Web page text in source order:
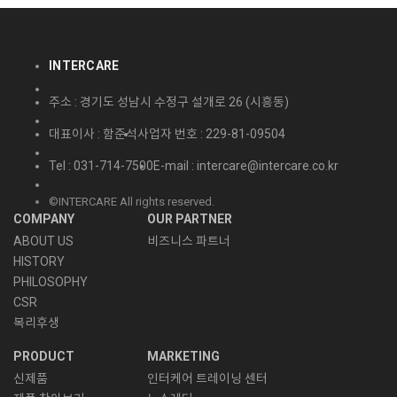
INTERCARE
주소 : 경기도 성남시 수정구 설개로 26 (시흥동)
대표이사 : 함준석사업자 번호 : 229-81-09504
Tel : 031-714-7500E-mail : intercare@intercare.co.kr
©INTERCARE All rights reserved.
COMPANY
ABOUT US
HISTORY
PHILOSOPHY
CSR
복리후생
OUR PARTNER
비즈니스 파트너
PRODUCT
신제품
MARKETING
인터케어 트레이닝 센터